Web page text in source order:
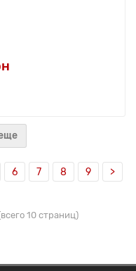
6 7 8 9
>
10 страниц)